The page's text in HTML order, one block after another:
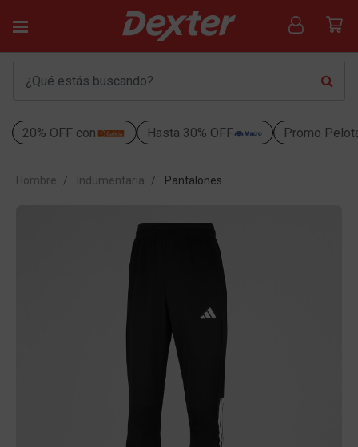
20% OFF con Hasta 30% OFF Promo
Hombre Indumentaria Pantalones